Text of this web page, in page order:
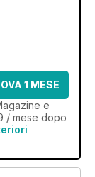
1 MESE
e
/ mese dopo